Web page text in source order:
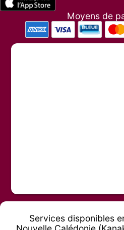
Moyens de
Services disponibles